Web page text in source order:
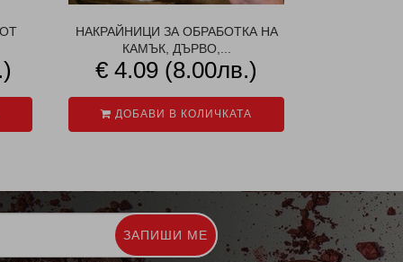
НАКРАЙНИЦИ ЗА ОБРАБОТКА НА
КАМЪК, ДЪРВО,...
€ 4.09 (8.00лв.)
ДОБАВИ В КОЛИЧКАТА
ЗАПИШИ МЕ